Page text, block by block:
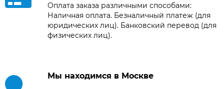
Оплата заказа различными способами:
Наличная оплата. Безналичный платеж (для
юридических лиц). Банковский перевод (для
физических лиц).
Мы находимся в Москве